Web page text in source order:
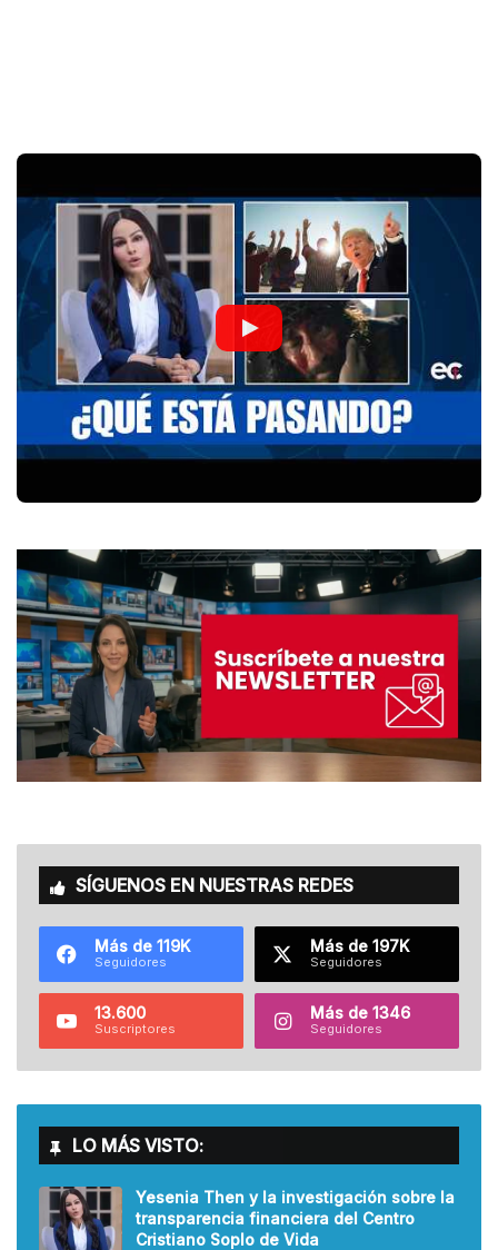
SÍGUENOS EN NUESTRAS REDES
Más de 119K
Seguidores
Más de 197K
Seguidores
13.600
Suscriptores
Más de 1346
Seguidores
LO MÁS VISTO:
Yesenia Then y la investigación sobre la
transparencia financiera del Centro
Cristiano Soplo de Vida